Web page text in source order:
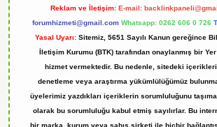
Reklam ve İletişim: E-mail:
forumhizmeti@gmail.com Whatsapp: 0262 606 0 726
Yasal Uyarı: Sitemiz, 5651 Sayılı Kanun gereğince
İletişim Kurumu (BTK) tarafından onaylanmış bir
hizmet vermektedir. Bu nedenle, sitedeki
denetleme veya araştırma yükümlülüğümüz
üyelerimiz yazdıkları içeriklerin sorumluluğunu
olarak bu sorumluluğu kabul etmiş sayılırlar. Bu
bir marka, kurum veya şahıs şirketi ile hiçbir